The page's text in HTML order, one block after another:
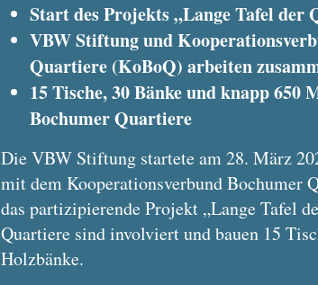
Start des Projekts „Lange Tafel der
VBW Stiftung und
Quartiere (KoBoQ) arbeiten
15 Tische, 30 Bänke und knapp 650
Bochumer Quartiere
Die VBW Stiftung startete am 28. März
mit dem Kooperationsverbund Bochumer
das partizipierende Projekt „Lange Tafel
Quartiere sind involviert und bauen 15
Holzbänke.